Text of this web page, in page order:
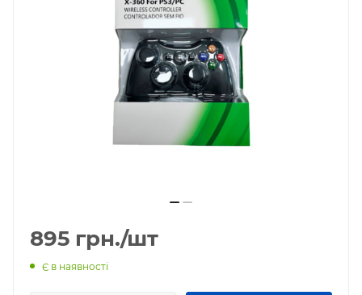
895 грн./шт
Є в наявності